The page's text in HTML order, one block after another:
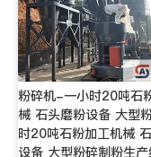
粉碎机-一小时20吨石
械 石头磨粉设备 大型
时20吨石粉加工机械
设备 大型粉碎制粉生